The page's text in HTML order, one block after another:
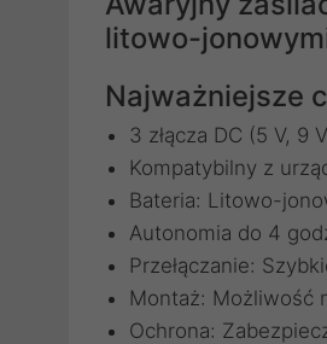
litowo-
Najważniejsze
3 złącza DC (5 V, 9
Kompatybilny z
Bateria: Litowo-
Autonomia do 4
Przełączanie:
Montaż: Możliwość
Ochrona: